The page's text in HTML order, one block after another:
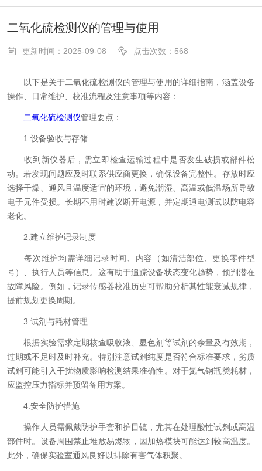
二氧化硫检测仪的管理与使用
更新时间：2025-09-08 点击次数：568
以下是关于二氧化硫检测仪的管理与使用的详细指南，涵盖设备
操作、日常维护、校准流程及注意事项等内容：
二氧化硫检测仪管理要点：
1.设备验收与存储
收到新仪器后，需立即检查运输过程中是否发生破损或部件松
动。若发现问题应及时联系供应商更换，确保设备完整性。存放时应
选择干燥、通风且温度适宜的环境，避免潮湿、高温或低温场所导致
电子元件受损。长期不用时建议断开电源，并定期通电测试以防电容
老化。
2.建立维护记录制度
每次维护均需详细记录时间、内容（如清洁部位、更换零件型
号）、执行人员等信息。这有助于追踪设备状态变化趋势，预判潜在
故障风险。例如，记录传感器校准历史可帮助分析其性能衰减规律，
提前规划更换周期。
3.试剂与耗材管理
根据实验需求定期核查吸收液、显色剂等试剂的余量及有效期，
过期或不足时及时补充。特别注意试剂纯度是否符合标准要求，劣质
试剂可能引入干扰物质影响检测结果准确性。对于氮气钢瓶类耗材，
应监控压力指标并预留备用方案。
4.安全防护措施
操作人员需佩戴防护手套和护目镜，尤其在处理酸性试剂或高温
部件时。设备周围禁止堆放易燃物，因加热模块可能达到较高温度。
此外，确保实验室通风良好以排除有害气体积聚。